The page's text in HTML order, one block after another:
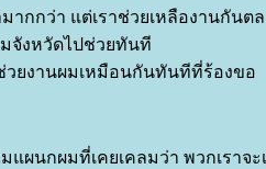
ากกว่า แต่เราช่วยเหลืองานกันต
จังหวัดไปช่วยทันที
ยงานผมเหมือนกันทันทีที่ร้องขอ
แผนกผมที่เคยเคลมว่า พวกเราจ